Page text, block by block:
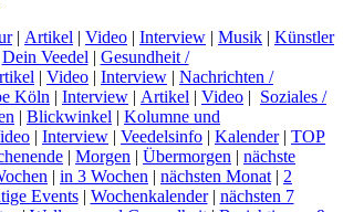
| Artikel | Video | Interview | Musik | Künstler
Dein Veedel | Gesundheit /
| Video | Interview | Nachrichten /
Köln | Interview | Artikel | Video | Soziales /
| Blickwinkel | Kolumne und
| Interview | Veedelsinfo | Kalender| TOP
| Morgen | Übermorgen | nächste
| in 3 Wochen | nächsten Monat | 2
Events| Wochenkalender| nächsten 7